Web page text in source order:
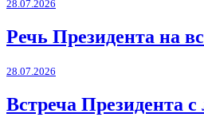
28.07.2026
Речь Президента на
28.07.2026
Встреча Президента